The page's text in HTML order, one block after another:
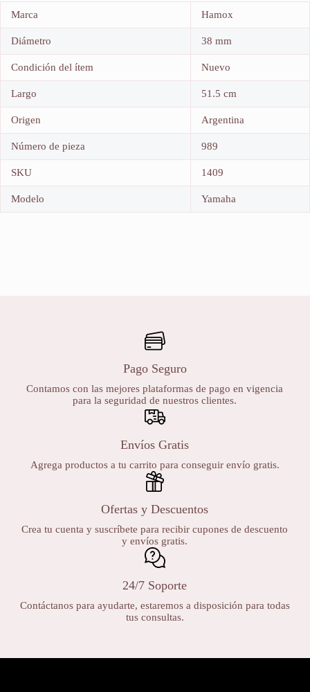
Marca Hamox
Diámetro 38 mm
Condición del ítem Nuevo
Largo 51.5 cm
Origen Argentina
Número de pieza 989
SKU 1409
Modelo Yamaha
Pago Seguro
Contamos con las mejores plataformas de pago en vigencia
para la seguridad de nuestros clientes.
Envíos Gratis
Agrega productos a tu carrito para conseguir envío gratis.
Ofertas y Descuentos
Crea tu cuenta y suscríbete para recibir cupones de descuento
y envíos gratis.
24/7 Soporte
Contáctanos para ayudarte, estaremos a disposición para todas
tus consultas.